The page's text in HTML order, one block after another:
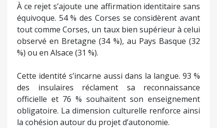
À ce rejet s’ajoute une affirmation identitaire sans
équivoque. 54 % des Corses se considèrent avant
tout comme Corses, un taux bien supérieur à celui
observé en Bretagne (34 %), au Pays Basque (32
%) ou en Alsace (31 %).
Cette identité s’incarne aussi dans la langue. 93 %
des insulaires réclament sa reconnaissance
officielle et 76 % souhaitent son enseignement
obligatoire. La dimension culturelle renforce ainsi
la cohésion autour du projet d’autonomie.